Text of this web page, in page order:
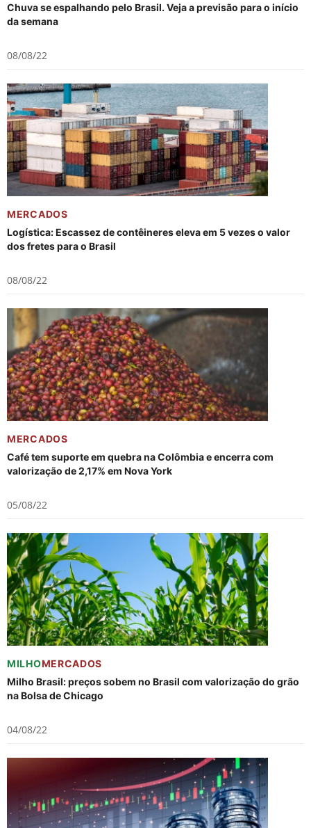
Chuva se espalhando pelo Brasil. Veja a previsão para o início
da semana
08/08/22
MERCADOS
Logística: Escassez de contêineres eleva em 5 vezes o valor
dos fretes para o Brasil
08/08/22
MERCADOS
Café tem suporte em quebra na Colômbia e encerra com
valorização de 2,17% em Nova York
05/08/22
MILHOMERCADOS
Milho Brasil: preços sobem no Brasil com valorização do grão
na Bolsa de Chicago
04/08/22